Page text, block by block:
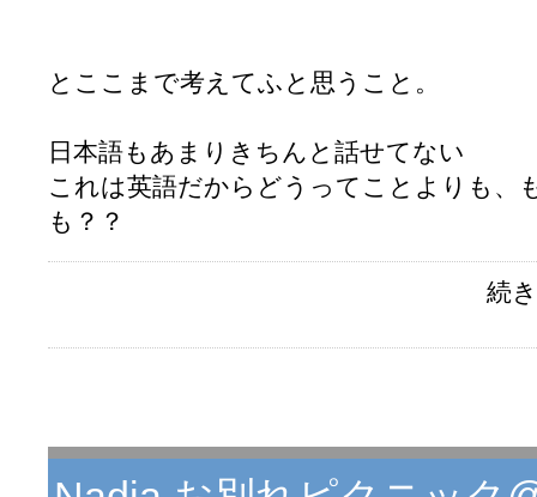
とここまで考えてふと思うこと。
日本語もあまりきちんと話せてない
これは英語だからどうってことよりも、
も？？
続